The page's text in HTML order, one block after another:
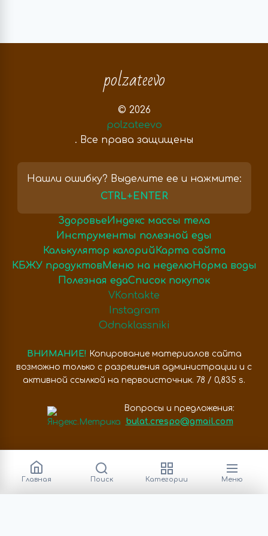
polzateevo
© 2026
polzateevo
. Все права защищены
Нашли ошибку? Выделите ее и нажмите:
CTRL+ENTER
Здоровье Индекс массы тела
Инструменты полезной еды
Калькулятор калорий Карта сайта
КБЖУ продуктов Меню на неделю Норма воды
Полезная едаСписок покупок
VKontakte
Instagram
Odnoklassniki
ВНИМАНИЕ! Копирование материалов сайта
возможно только с разрешения администрации и с
активной ссылкой на первоисточник. 78 / 0,835 s.
Вопросы и предложения:
bulat.crespo@gmail.com
Главная Поиск Категории Меню